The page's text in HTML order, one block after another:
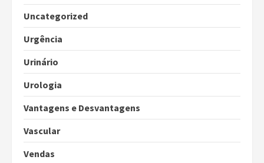
Uncategorized
Urgência
Urinário
Urologia
Vantagens e Desvantagens
Vascular
Vendas